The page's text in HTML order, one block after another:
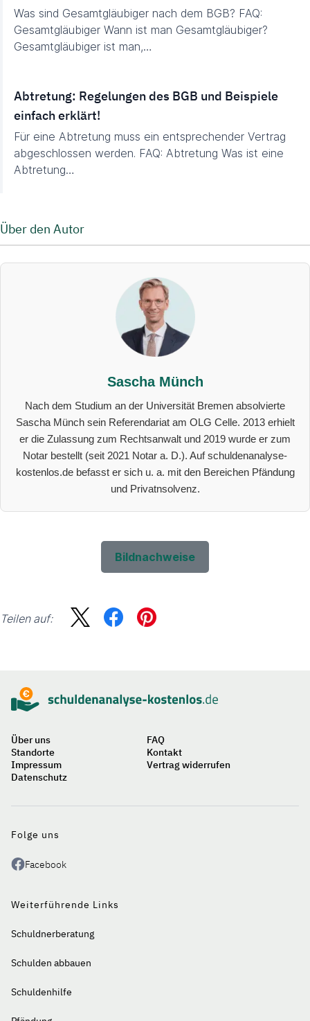
Was sind Gesamtgläubiger nach dem BGB? FAQ:
Gesamtgläubiger Wann ist man Gesamtgläubiger?
Gesamtgläubiger ist man,…
Abtretung: Regelungen des BGB und Beispiele
einfach erklärt!
Für eine Abtretung muss ein entsprechender Vertrag
abgeschlossen werden. FAQ: Abtretung Was ist eine
Abtretung…
Über den Autor
Sascha Münch
Nach dem Studium an der Universität Bremen absolvierte
Sascha Münch sein Referendariat am OLG Celle. 2013 erhielt
er die Zulassung zum Rechtsanwalt und 2019 wurde er zum
Notar bestellt (seit 2021 Notar a. D.). Auf schuldenanalyse-
kostenlos.de befasst er sich u. a. mit den Bereichen Pfändung
und Privatnsolvenz.
Bildnachweise
Teilen auf:
Über uns
FAQ
Standorte
Kontakt
Impressum
Vertrag widerrufen
Datenschutz
Folge uns
Facebook
Weiterführende Links
Schuldnerberatung
Schulden abbauen
Schuldenhilfe